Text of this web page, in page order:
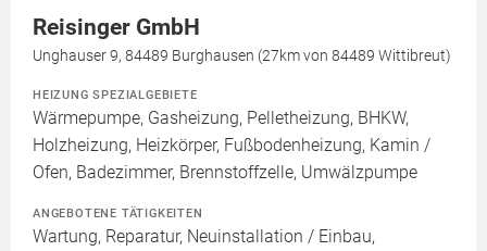
Reisinger GmbH
Unghauser 9, 84489 Burghausen (27km von 84489 Wittibreut)
HEIZUNG SPEZIALGEBIETE
Wärmepumpe, Gasheizung, Pelletheizung, BHKW,
Holzheizung, Heizkörper, Fußbodenheizung, Kamin /
Ofen, Badezimmer, Brennstoffzelle, Umwälzpumpe
ANGEBOTENE TÄTIGKEITEN
Wartung, Reparatur, Neuinstallation / Einbau,